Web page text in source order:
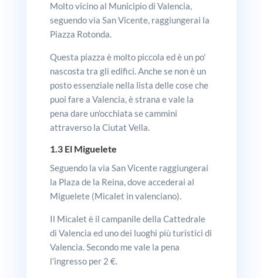
Molto vicino al Municipio di Valencia,
seguendo via San Vicente, raggiungerai la
Piazza Rotonda.
Questa piazza è molto piccola ed è un po’
nascosta tra gli edifici. Anche se non è un
posto essenziale nella lista delle cose che
puoi fare a Valencia, è strana e vale la
pena dare un’occhiata se cammini
attraverso la Ciutat Vella.
1.3 El Miguelete
Seguendo la via San Vicente raggiungerai
la Plaza de la Reina, dove accederai al
Miguelete (Micalet in valenciano).
Il Micalet è il campanile della Cattedrale
di Valencia ed uno dei luoghi più turistici di
Valencia. Secondo me vale la pena
l’ingresso per 2 €.